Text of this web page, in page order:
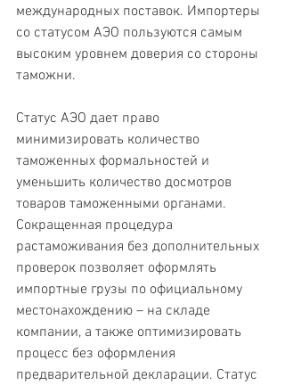
международных поставок. Импортеры
со статусом АЭО пользуются самым
высоким уровнем доверия со стороны
таможни.
Статус АЭО дает право
минимизировать количество
таможенных формальностей и
уменьшить количество досмотров
товаров таможенными органами.
Сокращенная процедура
растаможивания без дополнительных
проверок позволяет оформлять
импортные грузы по официальному
местонахождению – на складе
компании, а также оптимизировать
процесс без оформления
предварительной декларации. Статус